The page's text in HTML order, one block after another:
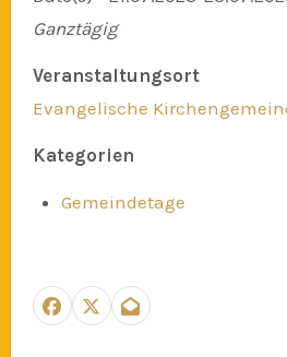
Ganztägig
Veranstaltungsort
Evangelische
Kategorien
Gemeindetage